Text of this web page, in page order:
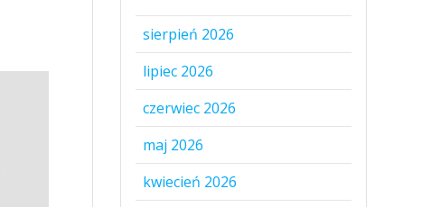
sierpień 2026
lipiec 2026
czerwiec 2026
maj 2026
kwiecień 2026